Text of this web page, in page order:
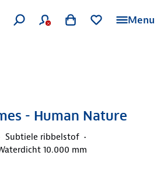
Menu
- Human Nature
Subtiele ribbelstof
10.000 mm